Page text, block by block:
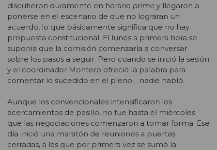
discutieron duramente en horario prime y llegaron a
ponerse en el escenario de que no lograran un
acuerdo, lo que básicamente significa que no hay
propuesta constitucional. El lunes a primera hora se
suponía que la comisión comenzaría a conversar
sobre los pasos a seguir. Pero cuando se inició la sesión
y el coordinador Montero ofreció la palabra para
comentar lo sucedido en el pleno… nadie habló.
Aunque los convencionales intensificaron los
acercamientos de pasillo, no fue hasta el miércoles
que las negociaciones comenzaron a tomar forma. Ese
día inició una maratón de reuniones a puertas
cerradas, a las que por primera vez se sumó la